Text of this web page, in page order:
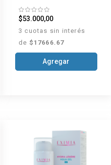
$53.000,00
3 cuotas sin interés
de $17666.67
Agregar